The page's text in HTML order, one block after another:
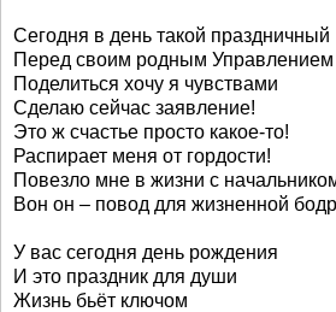
Сегодня в день такой праздничный
Перед своим родным Управлением
Поделиться хочу я чувствами
Сделаю сейчас заявление!
Это ж счастье просто какое-то!
Распирает меня от гордости!
Повезло мне в жизни с
Вон он – повод для жизненной
У вас сегодня день рождения
И это праздник для души
Жизнь бьёт ключом